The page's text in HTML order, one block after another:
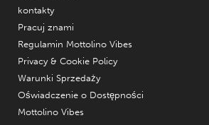
kontakty
Pracuj znami
Regulamin Mottolino Vibes
Privacy & Cookie Policy
Warunki Sprzedaży
Oświadczenie o Dostępności
Mottolino Vibes